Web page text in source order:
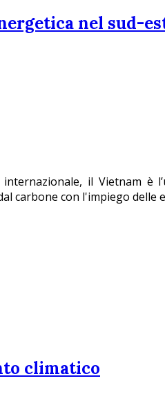
nel sud-
il Vietnam è
carbone con l'impiego delle
climatico